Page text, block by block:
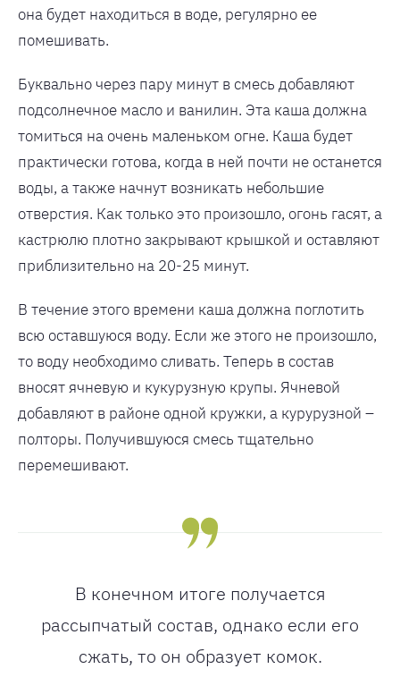
она будет находиться в воде, регулярно ее
помешивать.
Буквально через пару минут в смесь добавляют
подсолнечное масло и ванилин. Эта каша должна
томиться на очень маленьком огне. Каша будет
практически готова, когда в ней почти не останется
воды, а также начнут возникать небольшие
отверстия. Как только это произошло, огонь гасят, а
кастрюлю плотно закрывают крышкой и оставляют
приблизительно на 20-25 минут.
В течение этого времени каша должна поглотить
всю оставшуюся воду. Если же этого не произошло,
то воду необходимо сливать. Теперь в состав
вносят ячневую и кукурузную крупы. Ячневой
добавляют в районе одной кружки, а курурузной –
полторы. Получившуюся смесь тщательно
перемешивают.
В конечном итоге получается
рассыпчатый состав, однако если его
сжать, то он образует комок.